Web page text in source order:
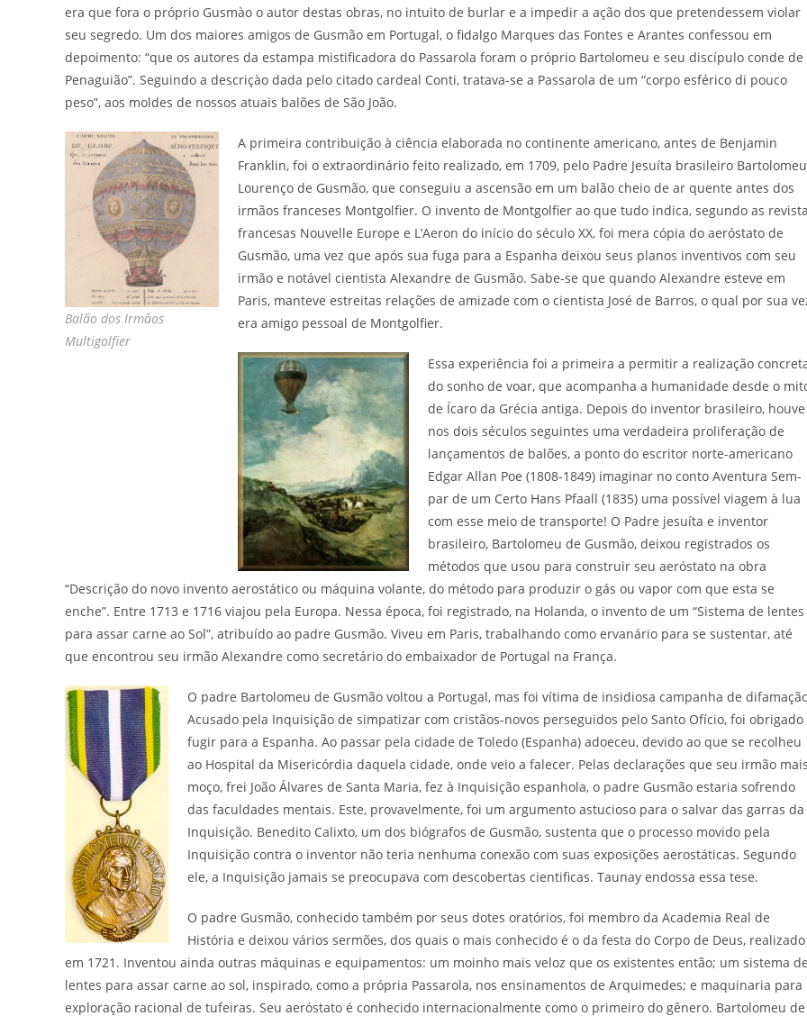
era que fora o próprio Gusmào o autor destas obras, no intuito de burlar e a impedir a ação dos que pretendessem violar
seu segredo. Um dos maiores amigos de Gusmão em Portugal, o fidalgo Marques das Fontes e Arantes confessou em
depoimento: “que os autores da estampa mistificadora do Passarola foram o próprio Bartolomeu e seu discípulo conde de
Penaguião”. Seguindo a descriçào dada pelo citado cardeal Conti, tratava-se a Passarola de um “corpo esférico di pouco
peso”, aos moldes de nossos atuais balões de São João.
Balão dos Irmãos
Multigolfier
A primeira contribuição à ciência elaborada no continente americano, antes de Benjamin
Franklin, foi o extraordinário feito realizado, em 1709, pelo Padre Jesuíta brasileiro Bartolomeu
Lourenço de Gusmão, que conseguiu a ascensão em um balão cheio de ar quente antes dos
irmãos franceses Montgolfier. O invento de Montgolfier ao que tudo indica, segundo as
francesas Nouvelle Europe e L’Aeron do início do século XX, foi mera cópia do aeróstato de
Gusmão, uma vez que após sua fuga para a Espanha deixou seus planos inventivos com seu
irmão e notável cientista Alexandre de Gusmão. Sabe-se que quando Alexandre esteve em
Paris, manteve estreitas relações de amizade com o cientista José de Barros, o qual por sua
era amigo pessoal de Montgolfier.
Essa experiência foi a primeira a permitir a realização
do sonho de voar, que acompanha a humanidade desde o
de Ícaro da Grécia antiga. Depois do inventor brasileiro, houve
nos dois séculos seguintes uma verdadeira proliferação de
lançamentos de balões, a ponto do escritor norte-americano
Edgar Allan Poe (1808-1849) imaginar no conto Aventura Sem-
par de um Certo Hans Pfaall (1835) uma possível viagem à lua
com esse meio de transporte! O Padre jesuíta e inventor
brasileiro, Bartolomeu de Gusmão, deixou registrados os
métodos que usou para construir seu aeróstato na obra
“Descrição do novo invento aerostático ou máquina volante, do método para produzir o gás ou vapor com que esta se
enche”. Entre 1713 e 1716 viajou pela Europa. Nessa época, foi registrado, na Holanda, o invento de um “Sistema de lentes
para assar carne ao Sol”, atribuído ao padre Gusmão. Viveu em Paris, trabalhando como ervanário para se sustentar, até
que encontrou seu irmão Alexandre como secretário do embaixador de Portugal na França.
O padre Bartolomeu de Gusmão voltou a Portugal, mas foi vítima de insidiosa campanha de
Acusado pela Inquisição de simpatizar com cristãos-novos perseguidos pelo Santo Ofício, foi obrigado
fugir para a Espanha. Ao passar pela cidade de Toledo (Espanha) adoeceu, devido ao que se recolheu
ao Hospital da Misericórdia daquela cidade, onde veio a falecer. Pelas declarações que seu irmão
moço, frei João Álvares de Santa Maria, fez à Inquisição espanhola, o padre Gusmão estaria sofrendo
das faculdades mentais. Este, provavelmente, foi um argumento astucioso para o salvar das garras da
Inquisição. Benedito Calixto, um dos biógrafos de Gusmão, sustenta que o processo movido pela
Inquisição contra o inventor não teria nenhuma conexão com suas exposições aerostáticas. Segundo
ele, a Inquisição jamais se preocupava com descobertas cientificas. Taunay endossa essa tese.
O padre Gusmão, conhecido também por seus dotes oratórios, foi membro da Academia Real de
História e deixou vários sermões, dos quais o mais conhecido é o da festa do Corpo de Deus, realizado
em 1721. Inventou ainda outras máquinas e equipamentos: um moinho mais veloz que os existentes então; um sistema
lentes para assar carne ao sol, inspirado, como a própria Passarola, nos ensinamentos de Arquimedes; e maquinaria para
exploração racional de tufeiras. Seu aeróstato é conhecido internacionalmente como o primeiro do gênero. Bartolomeu de